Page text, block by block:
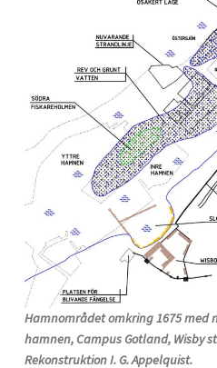
Hamnområdet omkring 1675 med
hamnen, Campus Gotland, Wisby
Rekonstruktion I. G. Appelquist.